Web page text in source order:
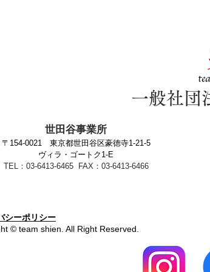
一般社団
​世田谷事業所
〒154-0021 東京都世田谷区豪徳寺1-21-5
ヴィラ・ゴートク1-E
TEL：03-6413-6465 FAX：03-6413-6466
シーポリシー
© team shien. All Right Reserved.